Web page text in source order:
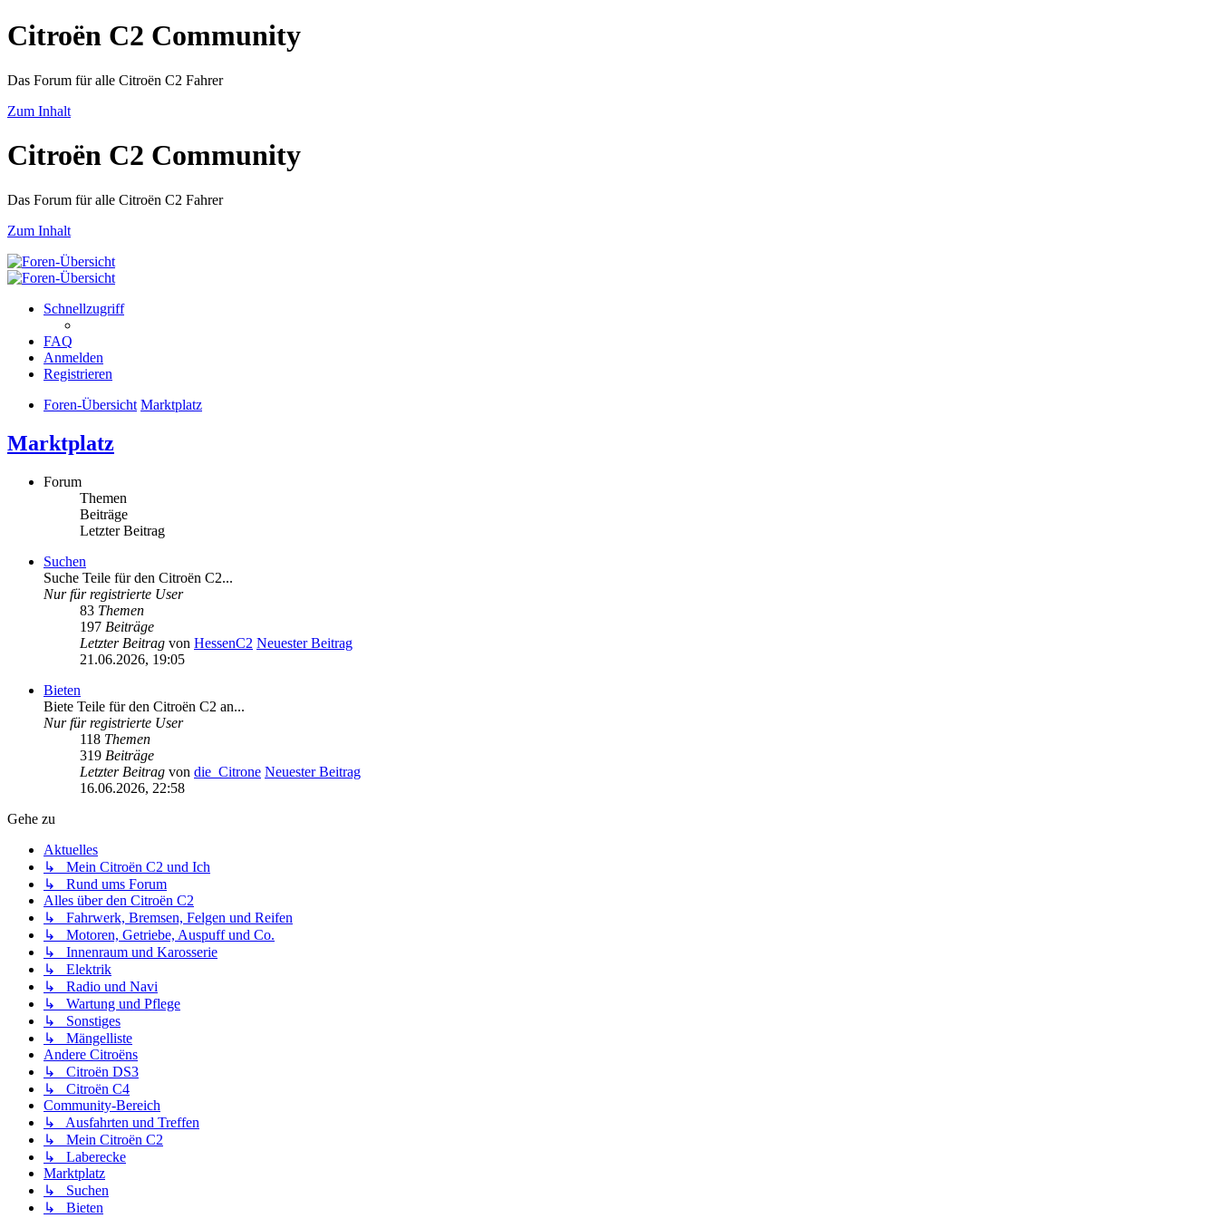
Citroën C2 Community
Das Forum für alle Citroën C2 Fahrer
Zum Inhalt
Citroën C2 Community
Das Forum für alle Citroën C2 Fahrer
Zum Inhalt
Schnellzugriff
FAQ
Anmelden
Registrieren
Foren-Übersicht Marktplatz
Marktplatz
Forum
Themen
Beiträge
Letzter Beitrag
Suchen
Suche Teile für den Citroën C2...
Nur für registrierte User
83 Themen
197 Beiträge
Letzter Beitrag von HessenC2 Neuester Beitrag
21.06.2026, 19:05
Bieten
Biete Teile für den Citroën C2 an...
Nur für registrierte User
118 Themen
319 Beiträge
Letzter Beitrag von die_Citrone Neuester Beitrag
16.06.2026, 22:58
Gehe zu
Aktuelles
↳ Mein Citroën C2 und Ich
↳ Rund ums Forum
Alles über den Citroën C2
↳ Fahrwerk, Bremsen, Felgen und Reifen
↳ Motoren, Getriebe, Auspuff und Co.
↳ Innenraum und Karosserie
↳ Elektrik
↳ Radio und Navi
↳ Wartung und Pflege
↳ Sonstiges
↳ Mängelliste
Andere Citroëns
↳ Citroën DS3
↳ Citroën C4
Community-Bereich
↳ Ausfahrten und Treffen
↳ Mein Citroën C2
↳ Laberecke
Marktplatz
↳ Suchen
↳ Bieten